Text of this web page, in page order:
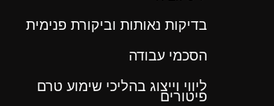
בדיקות נאותות וביקורת פנימית
הסכמי עבודה
ליווי וייצוג בהליכי שימוע טרם
פיטורים